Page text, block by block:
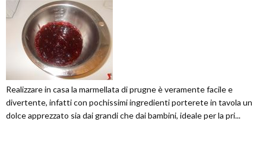
Realizzare in casa la marmellata di prugne è veramente facile e
divertente, infatti con pochissimi ingredienti porterete in tavola un
dolce apprezzato sia dai grandi che dai bambini, ideale per la pri...